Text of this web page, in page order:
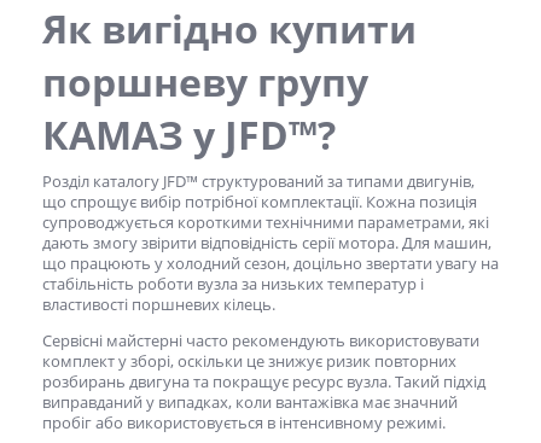
Як вигідно купити
поршневу групу
КАМАЗ у JFD™?
Розділ каталогу JFD™ структурований за типами двигунів,
що спрощує вибір потрібної комплектації. Кожна позиція
супроводжується короткими технічними параметрами, які
дають змогу звірити відповідність серії мотора. Для машин,
що працюють у холодний сезон, доцільно звертати увагу на
стабільність роботи вузла за низьких температур і
властивості поршневих кілець.
Сервісні майстерні часто рекомендують використовувати
комплект у зборі, оскільки це знижує ризик повторних
розбирань двигуна та покращує ресурс вузла. Такий підхід
виправданий у випадках, коли вантажівка має значний
пробіг або використовується в інтенсивному режимі.